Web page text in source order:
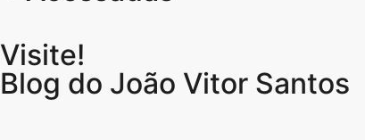
Visite!
Blog do João Vitor Santos